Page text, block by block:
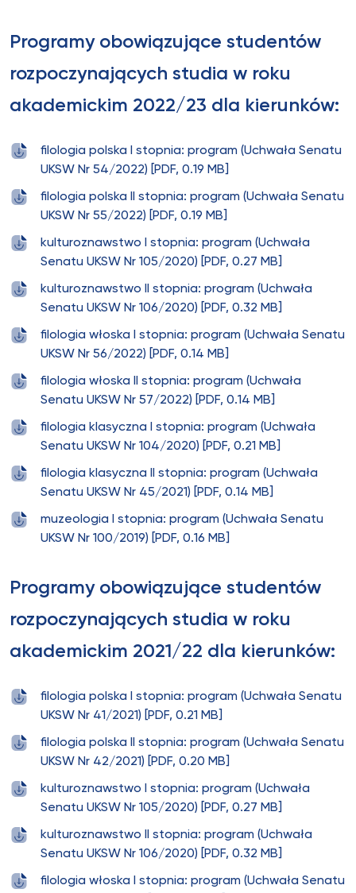
Programy obowiązujące studentów
rozpoczynających studia w roku
akademickim 2022/23 dla kierunków:
filologia polska I stopnia: program (Uchwała Senatu
UKSW Nr 54/2022) [PDF, 0.19 MB]
filologia polska II stopnia: program (Uchwała Senatu
UKSW Nr 55/2022) [PDF, 0.19 MB]
kulturoznawstwo I stopnia: program (Uchwała
Senatu UKSW Nr 105/2020) [PDF, 0.27 MB]
kulturoznawstwo II stopnia: program (Uchwała
Senatu UKSW Nr 106/2020) [PDF, 0.32 MB]
filologia włoska I stopnia: program (Uchwała Senatu
UKSW Nr 56/2022) [PDF, 0.14 MB]
filologia włoska II stopnia: program (Uchwała
Senatu UKSW Nr 57/2022) [PDF, 0.14 MB]
filologia klasyczna I stopnia: program (Uchwała
Senatu UKSW Nr 104/2020) [PDF, 0.21 MB]
filologia klasyczna II stopnia: program (Uchwała
Senatu UKSW Nr 45/2021) [PDF, 0.14 MB]
muzeologia I stopnia: program (Uchwała Senatu
UKSW Nr 100/2019) [PDF, 0.16 MB]
Programy obowiązujące studentów
rozpoczynających studia w roku
akademickim 2021/22 dla kierunków:
filologia polska I stopnia: program (Uchwała Senatu
UKSW Nr 41/2021) [PDF, 0.21 MB]
filologia polska II stopnia: program (Uchwała Senatu
UKSW Nr 42/2021) [PDF, 0.20 MB]
kulturoznawstwo I stopnia: program (Uchwała
Senatu UKSW Nr 105/2020) [PDF, 0.27 MB]
kulturoznawstwo II stopnia: program (Uchwała
Senatu UKSW Nr 106/2020) [PDF, 0.32 MB]
filologia włoska I stopnia: program (Uchwała Senatu